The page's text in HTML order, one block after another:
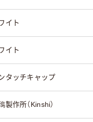
イト
イト
タッチキャップ
製作所（Kinshi）